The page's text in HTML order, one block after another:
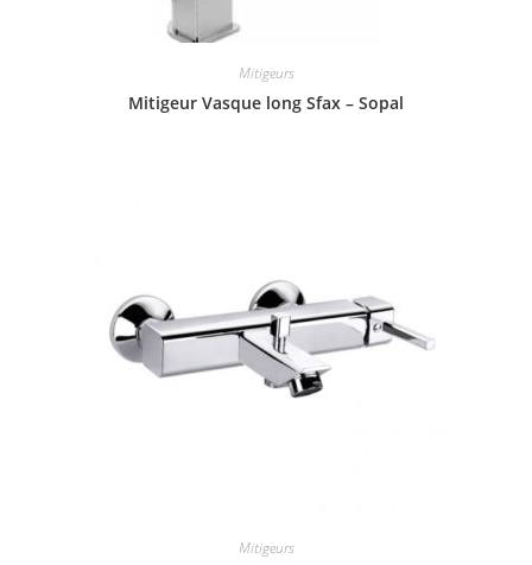
Mitigeurs
Mitigeur Vasque long Sfax – Sopal
Mitigeurs